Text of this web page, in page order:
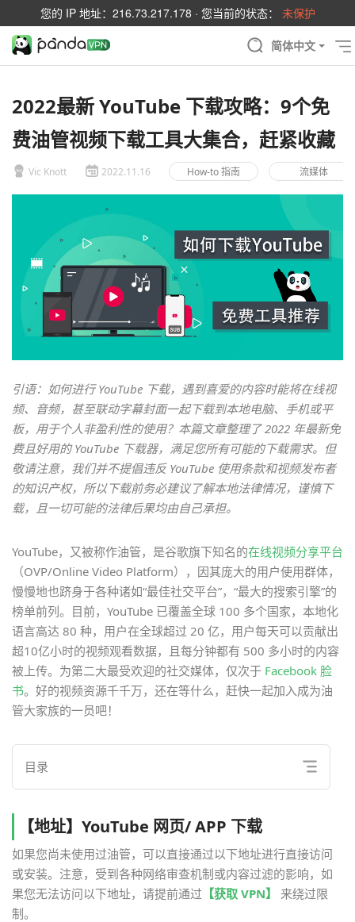
您的 IP 地址： 216.73.217.178 · 您当前的状态： 未保护
简体中文
2022最新 YouTube 下载攻略：9个免
费油管视频下载工具大集合，赶紧收藏
Vic Knott 2022.11.16 How-to 指南 流媒体
引语：如何进行 YouTube 下载，遇到喜爱的内容时能将在线视
频、音频，甚至联动字幕封面一起下载到本地电脑、手机或平
板，用于个人非盈利性的使用？本篇文章整理了 2022 年最新免
费且好用的 YouTube 下载器，满足您所有可能的下载需求。但
敬请注意，我们并不提倡违反 YouTube 使用条款和视频发布者
的知识产权，所以下载前务必建议了解本地法律情况，谨慎下
载，且一切可能的法律后果均由自己承担。
YouTube，又被称作油管，是谷歌旗下知名的在线视频分享平台
（OVP/Online Video Platform），因其庞大的用户使用群体，
慢慢地也跻身于各种诸如“最佳社交平台”，“最大的搜索引擎”的
榜单前列。目前，YouTube 已覆盖全球 100 多个国家，本地化
语言高达 80 种，用户在全球超过 20 亿，用户每天可以贡献出
超10亿小时的视频观看数据，且每分钟都有 500 多小时的内容
被上传。为第二大最受欢迎的社交媒体，仅次于 Facebook 脸
书。好的视频资源千千万，还在等什么，赶快一起加入成为油
管大家族的一员吧！
目录
【地址】YouTube 网页/ APP 下载
如果您尚未使用过油管，可以直接通过以下地址进行直接访问
或安装。注意，受到各种网络审查机制或内容过滤的影响，如
果您无法访问以下地址，请提前通过 【获取 VPN】
来绕过限
制。